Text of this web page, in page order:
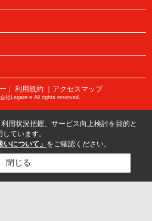
利用規約 ｜アクセスマップ
社Legare-s All rights reserved.
用状況把握、サービス向上検討を目的と
ています。
いについて」 をご確認ください。
閉じる